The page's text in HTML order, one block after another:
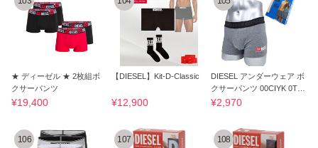
★ ディーゼル ★ 2枚組ボ
クサーパンツ
¥19,400
【DIESEL】Kit-D-Classic
¥12,900
DIESEL アンダーウェア ボ
クサーパンツ 00CIYK 0TAV
G 96X
¥2,970
106 107 108